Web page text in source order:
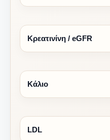
Κρεατινίνη / eGFR
Κάλιο
LDL